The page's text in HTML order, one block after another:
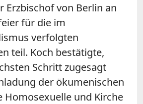
Erzbischof von Berlin an
für die im
verfolgten
teil. Koch bestätigte,
Schritt zugesagt
der ökumenischen
Homosexuelle und Kirche